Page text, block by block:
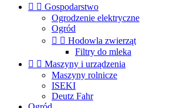
  Gospodarstwo
Ogrodzenie elektryczne
Ogród
  Hodowla zwierząt
Filtry do mleka
  Maszyny i urządzenia
Maszyny rolnicze
ISEKI
Deutz Fahr